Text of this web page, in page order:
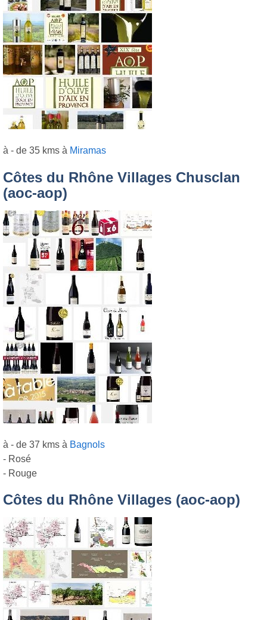
à - de 35 kms à Miramas
Côtes du Rhône Villages Chusclan
(aoc-aop)
à - de 37 kms à Bagnols
- Rosé
- Rouge
Côtes du Rhône Villages (aoc-aop)